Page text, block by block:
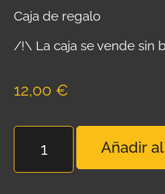
Caja de regalo
/!\ La caja se vende sin
12,00 €
Añadir